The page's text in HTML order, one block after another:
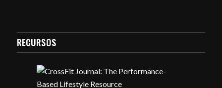
RECURSOS